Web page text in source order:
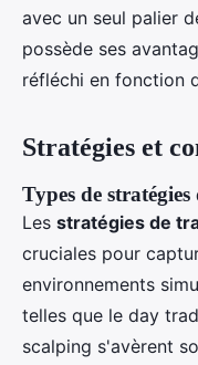
avec un seul palier
possède ses
réfléchi en fonction
Stratégies et
Types de
Les stratégies de
cruciales pour
environnements
telles que le day
scalping s'avèrent